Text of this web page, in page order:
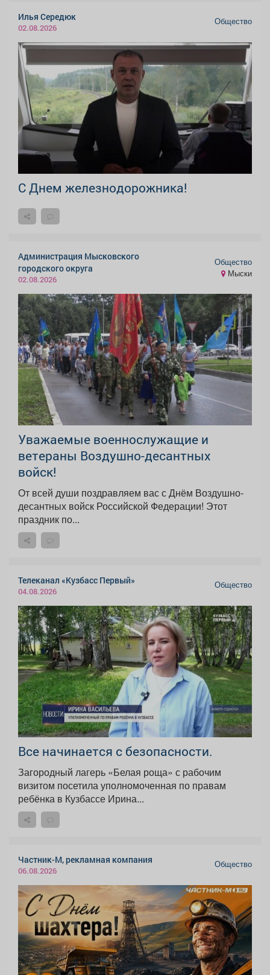
Илья Середюк
02.08.2026
Общество
С Днем железнодорожника!
Администрация Мысковского
городского округа
02.08.2026
Общество
Мыски
Уважаемые военнослужащие и
ветераны Воздушно-десантных
войск!
От всей души поздравляем вас с Днём Воздушно-
десантных войск Российской Федерации! Этот
праздник по...
Телеканал «Кузбасс Первый»
04.08.2026
Общество
Все начинается с безопасности.
Загородный лагерь «Белая роща» с рабочим
визитом посетила уполномоченная по правам
ребёнка в Кузбассе Ирина...
Частник-М, рекламная компания
06.08.2026
Общество